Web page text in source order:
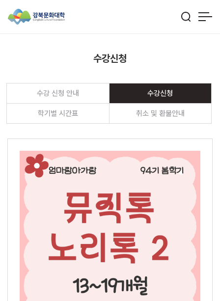
수강신청
수강 신청 안내 수강신청
학기별 시간표 취소 및 환불안내